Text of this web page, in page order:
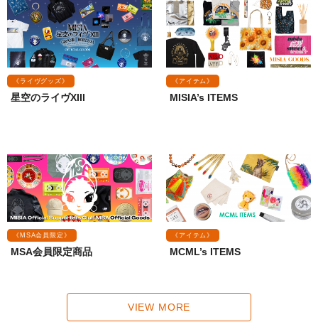
《ライヴグッズ》
星空のライヴXIII
《アイテム》
MISIA’s ITEMS
《MSA会員限定》
MSA会員限定商品
《アイテム》
MCML’s ITEMS
VIEW MORE